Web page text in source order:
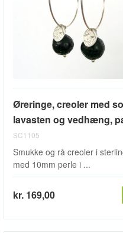
Øreringe, creoler med
lavasten og vedhæng,
SC1105
Smukke og rå creoler i
med 10mm perle i ...
kr. 169,00